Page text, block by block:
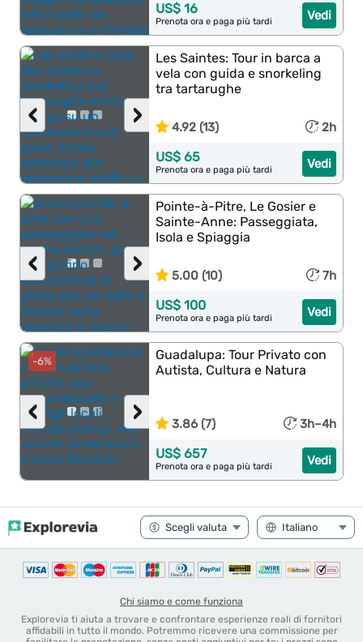
Vedi
US$ 16
Prenota ora e paga più tardi
›
‹
Les Saintes: Tour in barca a
vela con guida e snorkeling
tra tartarughe
4.92 (13) 2h
Vedi
US$ 65
Prenota ora e paga più tardi
›
‹
Pointe-à-Pitre, Le Gosier e
Sainte-Anne: Passeggiata,
Isola e Spiaggia
5.00 (10) 7h
Vedi
US$ 100
Prenota ora e paga più tardi
-6%
›
‹
Guadalupa: Tour Privato con
Autista, Cultura e Natura
3.86 (7) 3h–4h
Vedi
US$ 657
Prenota ora e paga più tardi
Chi siamo e come funziona
Explorevia ti aiuta a trovare e confrontare esperienze reali di fornitori
affidabili in tutto il mondo. Potremmo ricevere una commissione per